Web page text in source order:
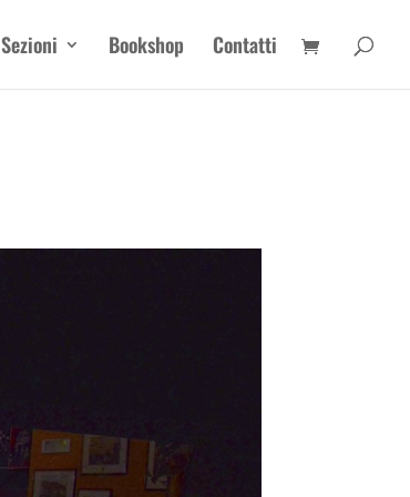
Sezioni Bookshop Contatti